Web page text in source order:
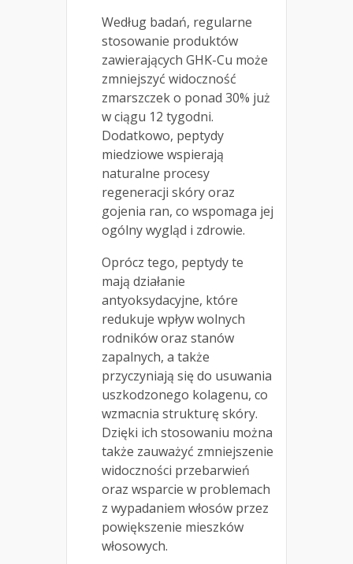
Według badań, regularne
stosowanie produktów
zawierających GHK-Cu może
zmniejszyć widoczność
zmarszczek o ponad 30% już
w ciągu 12 tygodni.
Dodatkowo, peptydy
miedziowe wspierają
naturalne procesy
regeneracji skóry oraz
gojenia ran, co wspomaga jej
ogólny wygląd i zdrowie.
Oprócz tego, peptydy te
mają działanie
antyoksydacyjne, które
redukuje wpływ wolnych
rodników oraz stanów
zapalnych, a także
przyczyniają się do usuwania
uszkodzonego kolagenu, co
wzmacnia strukturę skóry.
Dzięki ich stosowaniu można
także zauważyć zmniejszenie
widoczności przebarwień
oraz wsparcie w problemach
z wypadaniem włosów przez
powiększenie mieszków
włosowych.